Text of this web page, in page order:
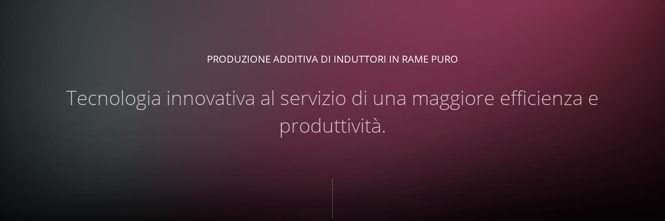
PRODUZIONE ADDITIVA DI INDUTTORI IN RAME PURO
Tecnologia innovativa al servizio di una maggiore efficienza e
produttività.